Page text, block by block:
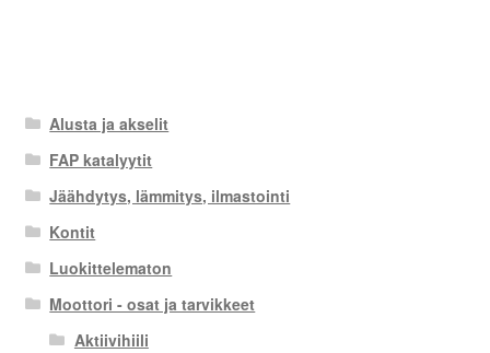
Alusta ja akselit
FAP katalyytit
Jäähdytys, lämmitys, ilmastointi
Kontit
Luokittelematon
Moottori - osat ja tarvikkeet
Aktiivihiili